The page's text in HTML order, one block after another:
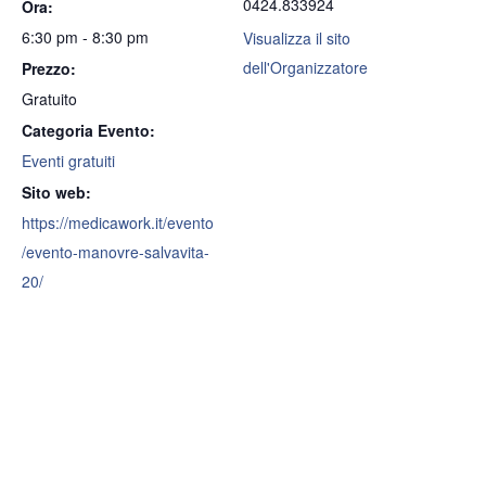
Ora:
6:30 pm - 8:30 pm
Prezzo:
Gratuito
Categoria Evento:
Eventi gratuiti
Sito web:
https://medicawork.it/evento
/evento-manovre-salvavita-
20/
0424.833924
Visualizza il sito
dell'Organizzatore